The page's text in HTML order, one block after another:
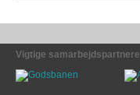
Vigtige samarbejdspartnere